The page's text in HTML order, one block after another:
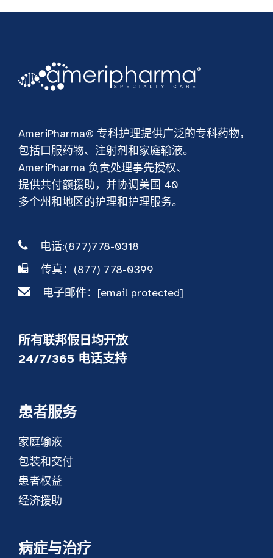
AmeriPharma® 专科护理提供广泛的专科药物，
包括口服药物、注射剂和家庭输液。
AmeriPharma 负责处理事先授权、
提供共付额援助，并协调美国 40
多个州和地区的护理和护理服务。
电话:(877)778-0318
传真：(877) 778-0399
电子邮件： [email protected]
所有联邦假日均开放
24/7/365 电话支持
患者服务
家庭输液
包装和交付
患者权益
经济援助
病症与治疗